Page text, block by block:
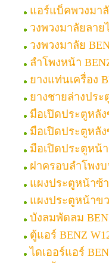
แอร์แบ็คพวงมาลั
วงพวงมาลัยลาย
วงพวงมาลัย
ลำโพงหน้า
ยางแท่นเครื่อง
ยางชายล่างประ
มือเปิดประตูหลัง
มือเปิดประตูหลัง
มือเปิดประตูหน้
ฝาครอบลำโพง
แผงประตูหน้าซ้า
แผงประตูหน้าขว
บังลมพัดลม
ตู้แอร์ BENZ
ไดเออร์แอร์